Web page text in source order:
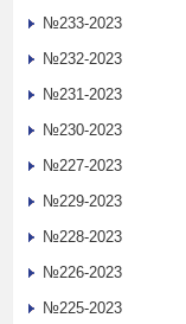
№233-2023
№232-2023
№231-2023
№230-2023
№227-2023
№229-2023
№228-2023
№226-2023
№225-2023